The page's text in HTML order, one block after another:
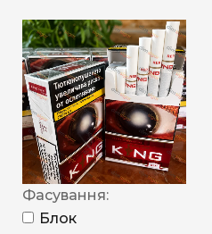
Фасування:
Блок